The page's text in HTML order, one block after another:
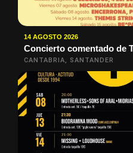
14 AGOSTO 2026
Concierto comentado de
CANTABRIA, SANTANDER